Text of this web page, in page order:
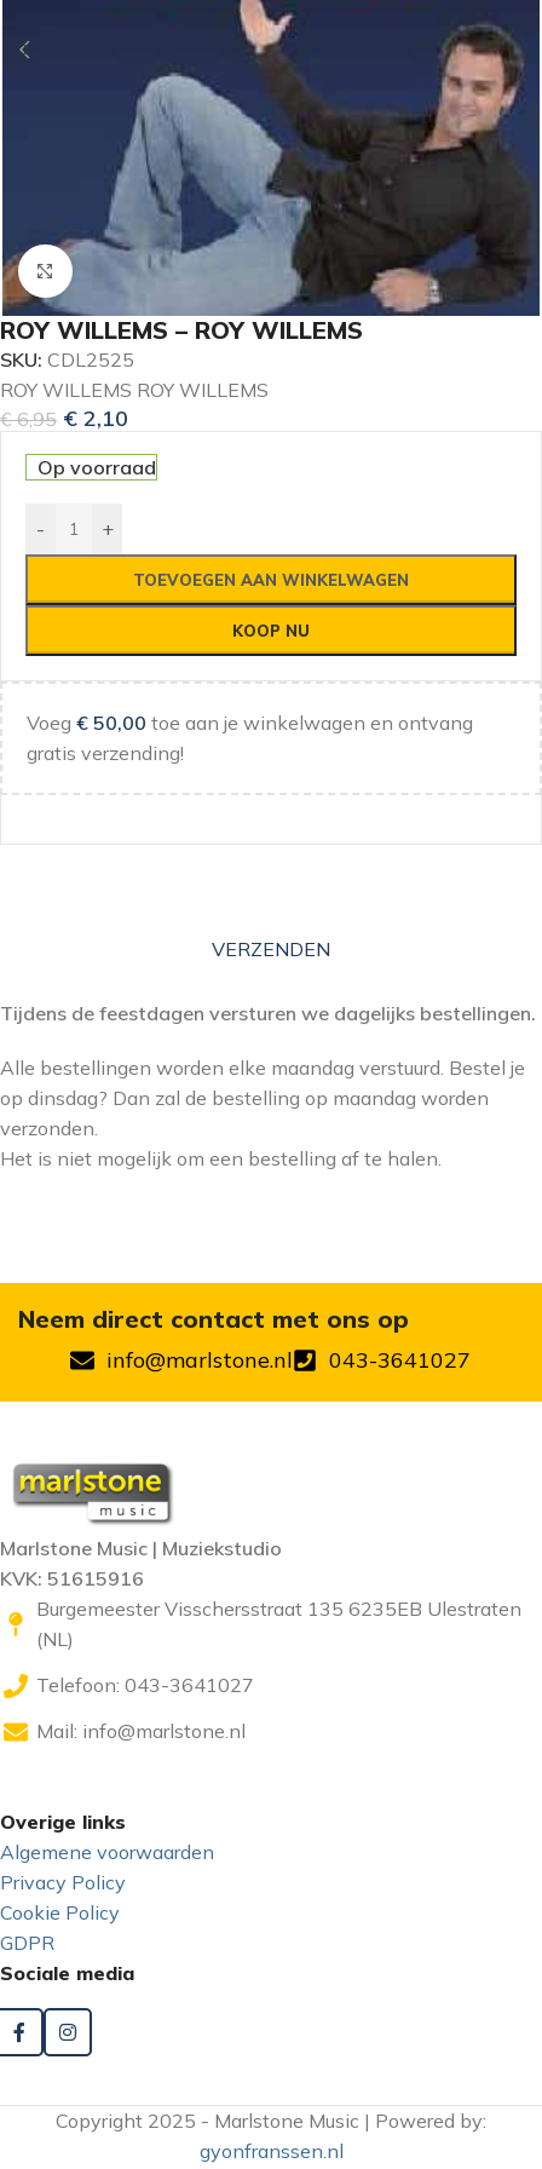
Klik om te vergroten
ROY WILLEMS – ROY WILLEMS
SKU: CDL2525
ROY WILLEMS ROY WILLEMS
€6,95 € 2,10
Op voorraad
- +
TOEVOEGEN AAN WINKELWAGEN
KOOP NU
Voeg € 50,00 toe aan je winkelwagen en ontvang
gratis verzending!
VERZENDEN
Tijdens de feestdagen versturen we dagelijks bestellingen.
Alle bestellingen worden elke maandag verstuurd. Bestel je
op dinsdag? Dan zal de bestelling op maandag worden
verzonden.
Het is niet mogelijk om een bestelling af te halen.
Neem direct contact met ons op
info@marlstone.nl 043-3641027
Marlstone Music | Muziekstudio
KVK: 51615916
Burgemeester Visschersstraat 135 6235EB Ulestraten
(NL)
Telefoon: 043-3641027
Mail: info@marlstone.nl
Overige links
Algemene voorwaarden
Privacy Policy
Cookie Policy
GDPR
Sociale media
Copyright 2025 - Marlstone Music | Powered by:
gyonfranssen.nl